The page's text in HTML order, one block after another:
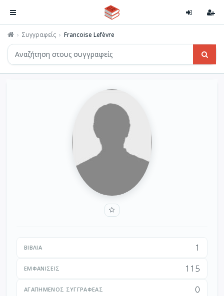
Συγγραφείς Francoise Lefèvre
ΒΙΒΛΊΑ 1
ΕΜΦΑΝΊΣΕΙΣ 115
ΑΓΑΠΗΜΈΝΟΣ ΣΥΓΓΡΑΦΈΑΣ 0